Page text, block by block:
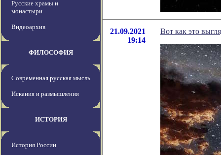
Русские храмы и
монастыри
Видеоархив
ФИЛОСОФИЯ
Современная русская мысль
Искания и размышления
ИСТОРИЯ
История России
21.09.2021
19:14
Вот как это